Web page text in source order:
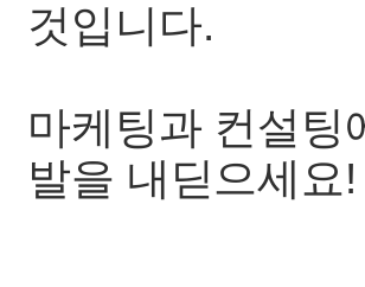
것입니다.
마케팅과 컨설팅
발을 내딛으세요!